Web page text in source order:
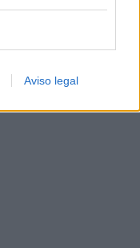
Aviso legal